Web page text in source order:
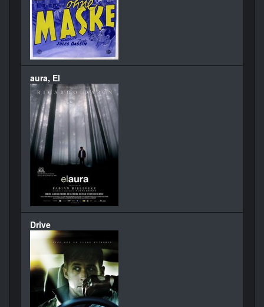
aura, El
Drive